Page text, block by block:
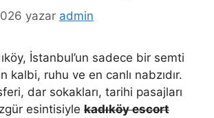
yazar admin
İstanbul’un sadece bir semti
kalbi, ruhu ve en canlı nabzıdır.
dar sokakları, tarihi pasajları
esintisiyle kadıköy escort